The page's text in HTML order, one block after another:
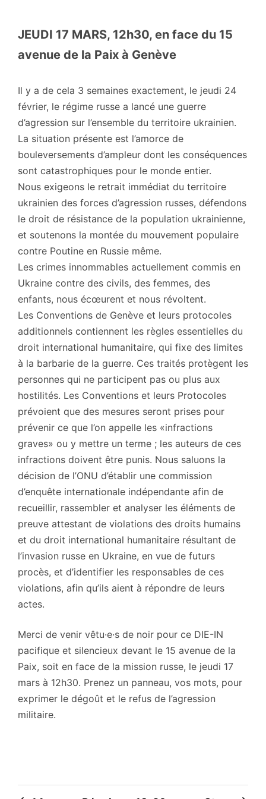
JEUDI 17 MARS, 12h30, en face du 15
avenue de la Paix à Genève
Il y a de cela 3 semaines exactement, le jeudi 24
février, le régime russe a lancé une guerre
d’agression sur l’ensemble du territoire ukrainien.
La situation présente est l’amorce de
bouleversements d’ampleur dont les conséquences
sont catastrophiques pour le monde entier.
Nous exigeons le retrait immédiat du territoire
ukrainien des forces d’agression russes, défendons
le droit de résistance de la population ukrainienne,
et soutenons la montée du mouvement populaire
contre Poutine en Russie même.
Les crimes innommables actuellement commis en
Ukraine contre des civils, des femmes, des
enfants, nous écœurent et nous révoltent.
Les Conventions de Genève et leurs protocoles
additionnels contiennent les règles essentielles du
droit international humanitaire, qui fixe des limites
à la barbarie de la guerre. Ces traités protègent les
personnes qui ne participent pas ou plus aux
hostilités. Les Conventions et leurs Protocoles
prévoient que des mesures seront prises pour
prévenir ce que l’on appelle les «infractions
graves» ou y mettre un terme ; les auteurs de ces
infractions doivent être punis. Nous saluons la
décision de l’ONU d’établir une commission
d’enquête internationale indépendante afin de
recueillir, rassembler et analyser les éléments de
preuve attestant de violations des droits humains
et du droit international humanitaire résultant de
l’invasion russe en Ukraine, en vue de futurs
procès, et d’identifier les responsables de ces
violations, afin qu’ils aient à répondre de leurs
actes.
Merci de venir vêtu·e·s de noir pour ce DIE-IN
pacifique et silencieux devant le 15 avenue de la
Paix, soit en face de la mission russe, le jeudi 17
mars à 12h30. Prenez un panneau, vos mots, pour
exprimer le dégoût et le refus de l’agression
militaire.